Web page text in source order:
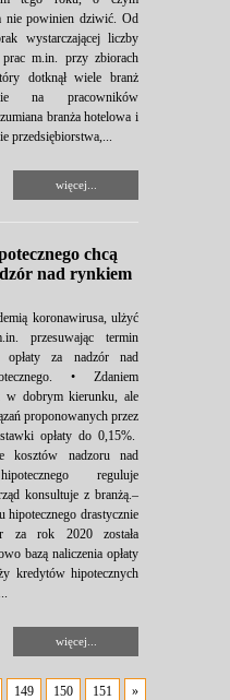
nie powinien dziwić. Od
wystarczającej liczby
m.in. przy zbiorach
dotknął wiele branż
na pracowników
branża hotelowa i
przedsiębiorstwa,...
więcej...
chcą
nad rynkiem
koronawirusa, ulżyć
przesuwając termin
opłaty za nadzór nad
• Zdaniem
w dobrym kierunku, ale
proponowanych przez
opłaty do 0,15%.
kosztów nadzoru nad
reguluje
konsultuje z branżą.–
drastycznie
za rok 2020 została
bazą naliczenia opłaty
kredytów hipotecznych
więcej...
149 150 151 »